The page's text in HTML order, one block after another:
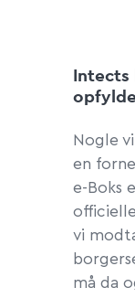
Intects
Nogle
en
e-Boks
vi
må da